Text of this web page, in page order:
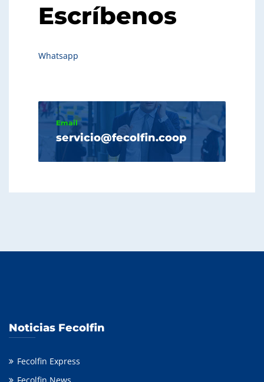
Escríbenos
Whatsapp
Email
servicio@fecolfin.coop
Noticias Fecolfin
Fecolfin Express
Fecolfin News